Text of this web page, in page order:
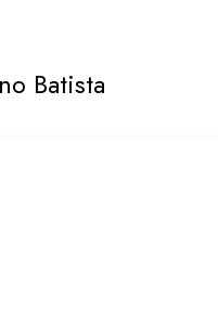
Batista